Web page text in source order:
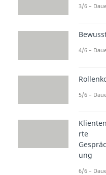
Vorbilder
Vorbilder
3/6 –
4/6 –
5/6 –
rte
ung
6/6 –